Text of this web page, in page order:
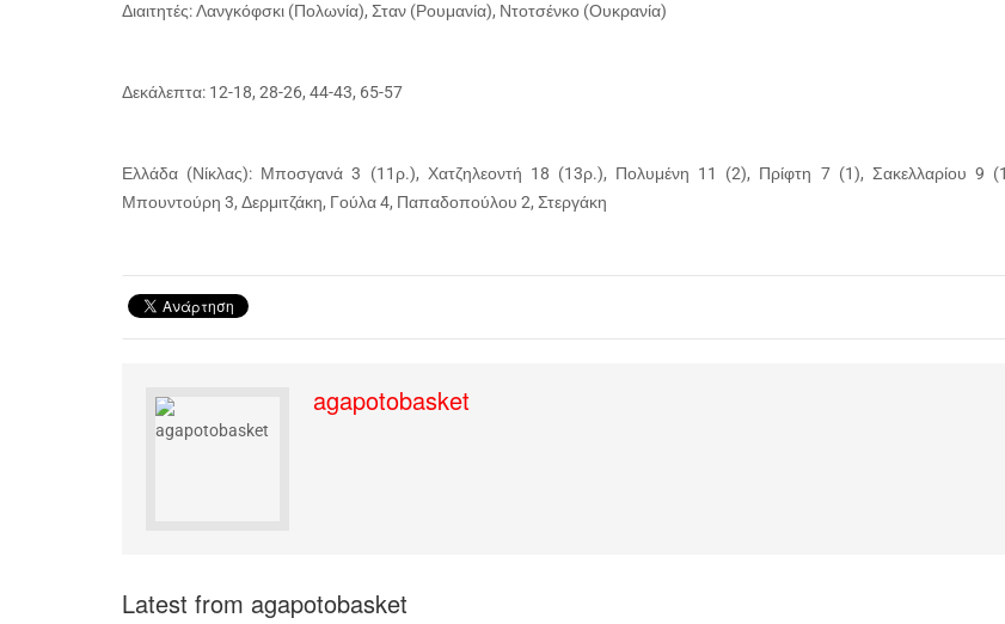
Διαιτητές: Λανγκόφσκι (Πολωνία), Σταν (Ρουμανία), Ντοτσένκο (Ουκρανία)
Δεκάλεπτα: 12-18, 28-26, 44-43, 65-57
Ελλάδα (Νίκλας): Μποσγανά 3 (11ρ.), Χατζηλεοντή 18 (13ρ.), Πολυμένη 11 (2), Πρίφτη 7 (1), Σακελλαρίου 9
Μπουντούρη 3, Δερμιτζάκη, Γούλα 4, Παπαδοπούλου 2, Στεργάκη
agapotobasket
Latest from agapotobasket